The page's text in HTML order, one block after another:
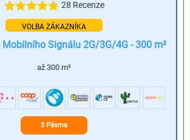
28 Recenze
VOLBA ZÁKAZNÍKA
Mobilního Signálu 2G/3G/4G - 300 m²
až 300 m²
3 Pásma